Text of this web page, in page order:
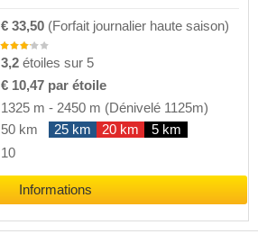
€ 33,50 (Forfait journalier haute saison)
3,2 étoiles sur 5
€ 10,47 par étoile
1325 m - 2450 m (Dénivelé 1125m)
50 km 25 km 20 km
5 km
10
Informations